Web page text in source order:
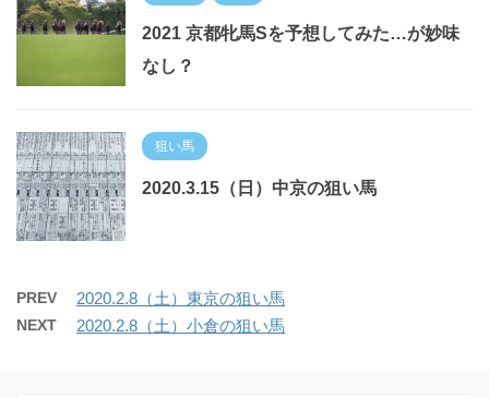
2021 京都牝馬Sを予想してみた…が妙味
なし？
狙い馬
2020.3.15（日）中京の狙い馬
PREV 2020.2.8（土）東京の狙い馬
NEXT 2020.2.8（土）小倉の狙い馬